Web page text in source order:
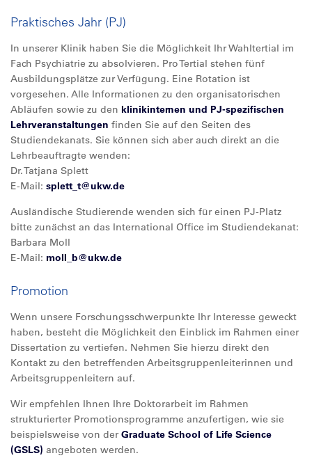
Praktisches Jahr (PJ)
In unserer Klinik haben Sie die Möglichkeit Ihr Wahltertial im
Fach Psychiatrie zu absolvieren. Pro Tertial stehen fünf
Ausbildungsplätze zur Verfügung. Eine Rotation ist
vorgesehen. Alle Informationen zu den organisatorischen
Abläufen sowie zu den klinikinternen und PJ-spezifischen
Lehrveranstaltungen finden Sie auf den Seiten des
Studiendekanats. Sie können sich aber auch direkt an die
Lehrbeauftragte wenden:
Dr. Tatjana Splett
E-Mail: splett_t@ukw.de
Ausländische Studierende wenden sich für einen PJ-Platz
bitte zunächst an das International Office im Studiendekanat:
Barbara Moll
E-Mail: moll_b@ukw.de
Promotion
Wenn unsere Forschungsschwerpunkte Ihr Interesse geweckt
haben, besteht die Möglichkeit den Einblick im Rahmen einer
Dissertation zu vertiefen. Nehmen Sie hierzu direkt den
Kontakt zu den betreffenden Arbeitsgruppenleiterinnen und
Arbeitsgruppenleitern auf.
Wir empfehlen Ihnen Ihre Doktorarbeit im Rahmen
strukturierter Promotionsprogramme anzufertigen, wie sie
beispielsweise von derGraduate School of Life Science
(GSLS) angeboten werden.